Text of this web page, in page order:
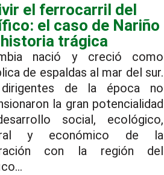
el ferrocarril del
el caso de Nariño
trágica
nació y creció como
de espaldas al mar del sur.
de la época no
la gran potencialidad
social, ecológico,
y económico de la
con la región del